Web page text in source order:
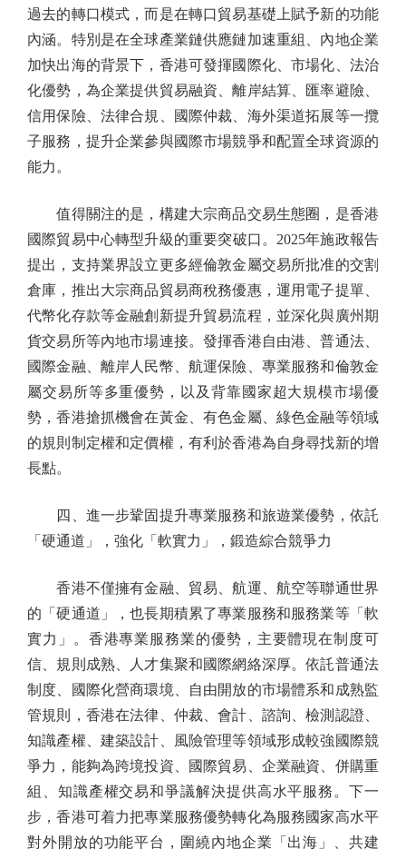
過去的轉口模式，而是在轉口貿易基礎上賦予新的功能
內涵。特別是在全球產業鏈供應鏈加速重組、內地企業
加快出海的背景下，香港可發揮國際化、市場化、法治
化優勢，為企業提供貿易融資、離岸結算、匯率避險、
信用保險、法律合規、國際仲裁、海外渠道拓展等一攬
子服務，提升企業參與國際市場競爭和配置全球資源的
能力。
值得關注的是，構建大宗商品交易生態圈，是香港
國際貿易中心轉型升級的重要突破口。2025年施政報告
提出，支持業界設立更多經倫敦金屬交易所批准的交割
倉庫，推出大宗商品貿易商稅務優惠，運用電子提單、
代幣化存款等金融創新提升貿易流程，並深化與廣州期
貨交易所等內地市場連接。發揮香港自由港、普通法、
國際金融、離岸人民幣、航運保險、專業服務和倫敦金
屬交易所等多重優勢，以及背靠國家超大規模市場優
勢，香港搶抓機會在黃金、有色金屬、綠色金融等領域
的規則制定權和定價權，有利於香港為自身尋找新的增
長點。
四、進一步鞏固提升專業服務和旅遊業優勢，依託
「硬通道」，強化「軟實力」，鍛造綜合競爭力
香港不僅擁有金融、貿易、航運、航空等聯通世界
的「硬通道」，也長期積累了專業服務和服務業等「軟
實力」。香港專業服務業的優勢，主要體現在制度可
信、規則成熟、人才集聚和國際網絡深厚。依託普通法
制度、國際化營商環境、自由開放的市場體系和成熟監
管規則，香港在法律、仲裁、會計、諮詢、檢測認證、
知識產權、建築設計、風險管理等領域形成較強國際競
爭力，能夠為跨境投資、國際貿易、企業融資、併購重
組、知識產權交易和爭議解決提供高水平服務。下一
步，香港可着力把專業服務優勢轉化為服務國家高水平
對外開放的功能平台，圍繞內地企業「出海」、共建